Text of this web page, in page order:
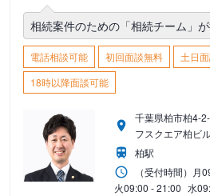
相続案件のための「相続チーム」
電話相談可能 初回面談無料
土日
18時以降面談可能
千葉県柏市柏4-
フスクエア柏ビ
柏駅
（受付時間） 月
火09:00 - 21:00 水